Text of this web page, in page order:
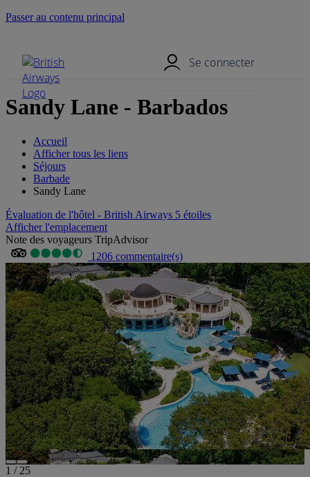
Passer au contenu principal
Se connecter
Sandy Lane - Barbados
Accueil
Afficher tous les liens
Séjours
Barbade
Sandy Lane
Évaluation de l'hôtel - British Airways 5 étoiles
Afficher l'emplacement
Note des voyageurs TripAdvisor
1206 commentaire(s)
1 / 25